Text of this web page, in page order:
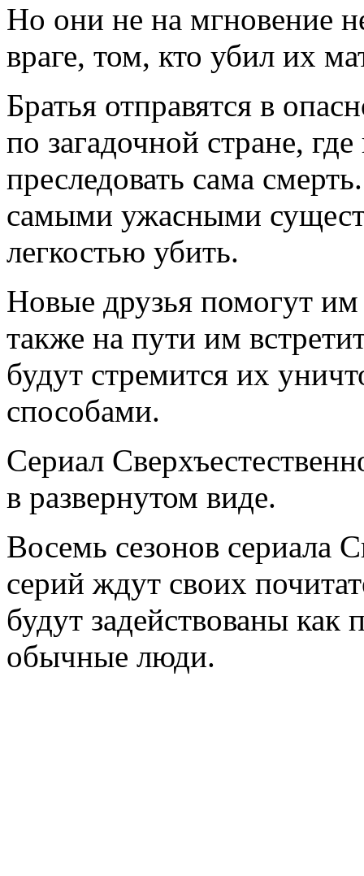
Но они не на мгновение
враге, том, кто убил их
Братья отправятся в
по загадочной стране,
преследовать сама
самыми ужасными
легкостью убить.
Новые друзья помогут
также на пути им
будут стремится их
способами.
Сериал
в развернутом виде.
Восемь сезонов сериала
серий ждут своих
будут задействованы как
обычные люди.